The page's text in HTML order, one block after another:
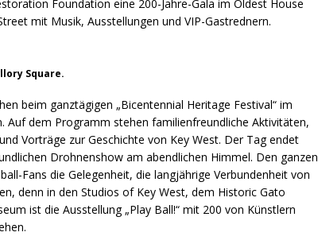
Foundation eine 200-Jahre-Gala im Oldest House
mit Musik, Ausstellungen und VIP-Gastrednern.
Square.
beim ganztägigen „Bicentennial Heritage Festival“ im
Auf dem Programm stehen familienfreundliche Aktivitäten,
Vorträge zur Geschichte von Key West. Der Tag endet
Drohnenshow am abendlichen Himmel. Den ganzen
Fans die Gelegenheit, die langjährige Verbundenheit von
denn in den Studios of Key West, dem Historic Gato
ist die Ausstellung „Play Ball!“ mit 200 von Künstlern